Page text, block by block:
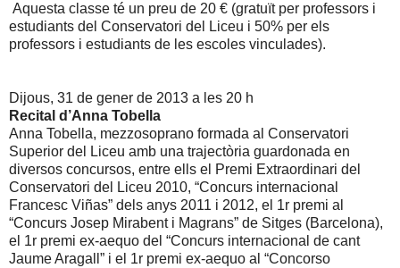
Aquesta classe té un preu de 20 € (gratuït per professors i
estudiants del Conservatori del Liceu i 50% per els
professors i estudiants de les escoles vinculades).
Dijous, 31 de gener de 2013 a les 20 h
Recital d’Anna Tobella
Anna Tobella, mezzosoprano formada al Conservatori
Superior del Liceu amb una trajectòria guardonada en
diversos concursos, entre ells el Premi Extraordinari del
Conservatori del Liceu 2010, “Concurs internacional
Francesc Viñas” dels anys 2011 i 2012, el 1r premi al
“Concurs Josep Mirabent i Magrans” de Sitges (Barcelona),
el 1r premi ex-aequo del “Concurs internacional de cant
Jaume Aragall” i el 1r premi ex-aequo al “Concorso